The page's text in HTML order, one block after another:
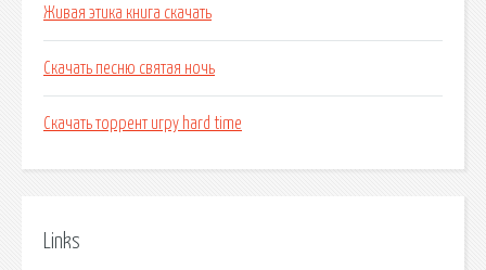
Живая этика книга скачать
Скачать песню святая ночь
Скачать торрент игру hard time
Links